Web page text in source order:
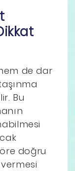
de dar
Bu
doğru